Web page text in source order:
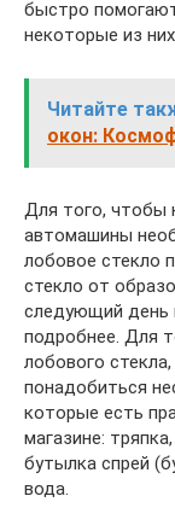
быстро
некоторые из
Читайте
окон:
Для того, чтобы
автомашины
лобовое стекло
стекло от
следующий день
подробнее. Для
лобового
понадобиться
которые есть
магазине:
бутылка спрей
вода.